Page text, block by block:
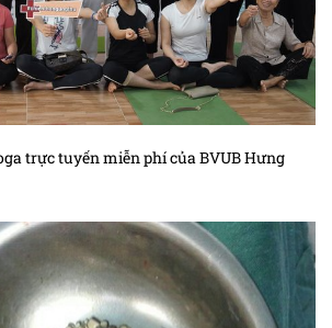
hạch
não
phần mềm
cơ vân trẻ em
tế bào máu
thận
thanh quản
trực tuyến miễn phí của BVUB Hưng